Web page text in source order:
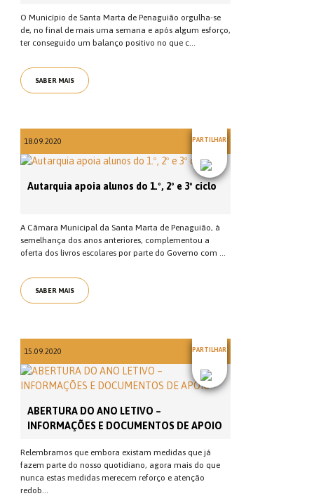
O Município de Santa Marta de Penaguião orgulha-se
de, no final de mais uma semana e após algum esforço,
ter conseguido um balanço positivo no que c...
SABER MAIS
18.09.2020 PARTILHAR
Autarquia apoia alunos do 1.º, 2º e 3º ciclo
A Câmara Municipal da Santa Marta de Penaguião, à
semelhança dos anos anteriores, complementou a
oferta dos livros escolares por parte do Governo com ...
SABER MAIS
15.09.2020 PARTILHAR
ABERTURA DO ANO LETIVO –
INFORMAÇÕES E DOCUMENTOS DE APOIO
Relembramos que embora existam medidas que já
fazem parte do nosso quotidiano, agora mais do que
nunca estas medidas merecem reforço e atenção
redob...